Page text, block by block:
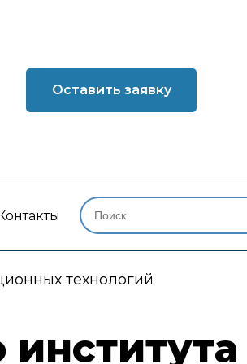
Оставить заявку
Search
for:
технологий